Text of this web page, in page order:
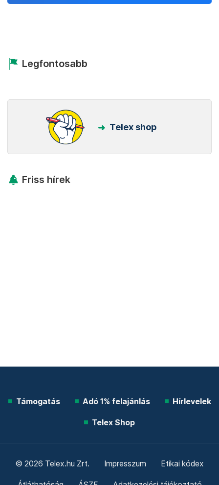
Legfontosabb
Telex shop
Friss hírek
Támogatás Adó 1% felajánlás Hírlevelek
Telex Shop
© 2026 Telex.hu Zrt. Impresszum Etikai kódex